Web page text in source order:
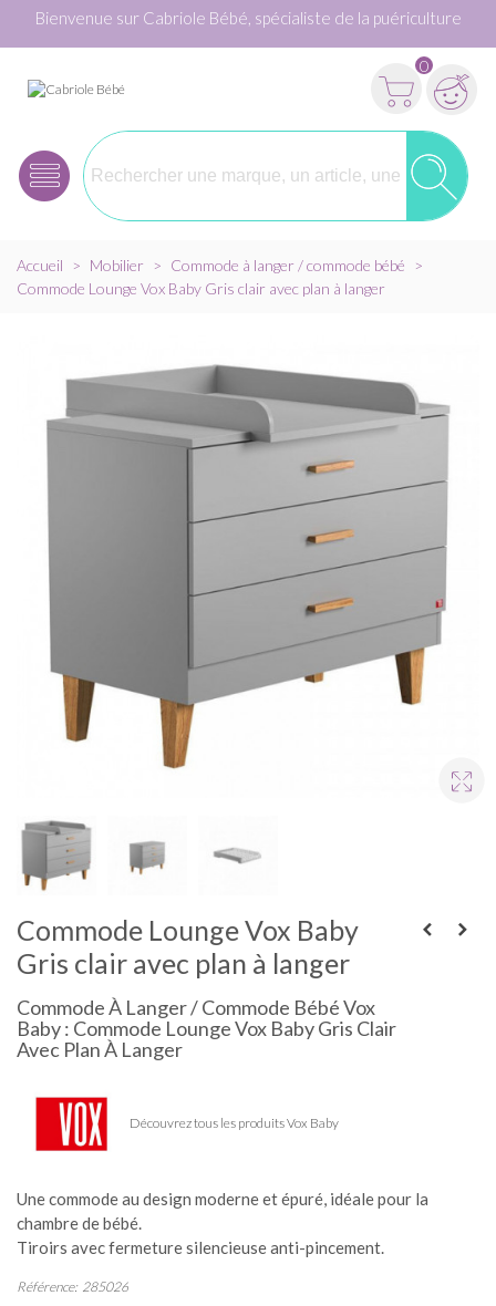
Bienvenue sur Cabriole Bébé, spécialiste de la puériculture
0
Accueil > Mobilier > Commode à langer / commode bébé
>
Commode Lounge Vox Baby Gris clair avec plan à langer
Commode Lounge Vox Baby
Gris clair avec plan à langer
Commode À Langer / Commode Bébé Vox
Baby : Commode Lounge Vox Baby Gris Clair
Avec Plan À Langer
Découvrez tous les produits Vox Baby
Une commode au design moderne et épuré, idéale pour la
chambre de bébé.
Tiroirs avec fermeture silencieuse anti-pincement.
Référence: 285026